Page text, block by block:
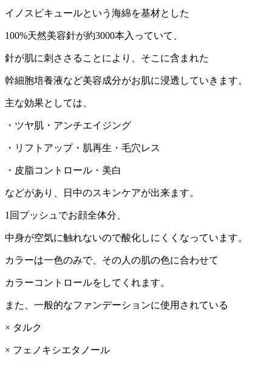
イノスピキュールという海綿を基材とした
100%天然美容針が約3000本入っていて、
針が肌に刺ささることにより、そこに含まれた
幹細胞培養液など美容成分がお肌に浸透していきます。
主な効果としては、
・ツヤ肌・アンチエイジング
・リフトアップ・肌再生・毛穴レス
・皮脂コントロール・美白
などがあり、日中のスキンケアが出来ます。
1 回プッシュでお顔全体分、
中身が空気に触れないので酸化しにくくなっています。
カラーは一色のみで、その人の肌の色に合わせて
カラーコントロールをしてくれます。
また、一般的なファンデーションに使用されている
× タルク
× フェノキシエタノール